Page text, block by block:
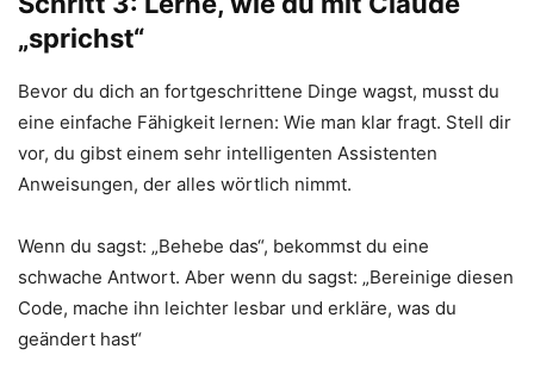
„sprichst“
Bevor du dich an fortgeschrittene Dinge wagst, musst du
eine einfache Fähigkeit lernen: Wie man klar fragt. Stell dir
vor, du gibst einem sehr intelligenten Assistenten
Anweisungen, der alles wörtlich nimmt.
Wenn du sagst: „Behebe das“, bekommst du eine
schwache Antwort. Aber wenn du sagst: „Bereinige diesen
Code, mache ihn leichter lesbar und erkläre, was du
geändert hast“